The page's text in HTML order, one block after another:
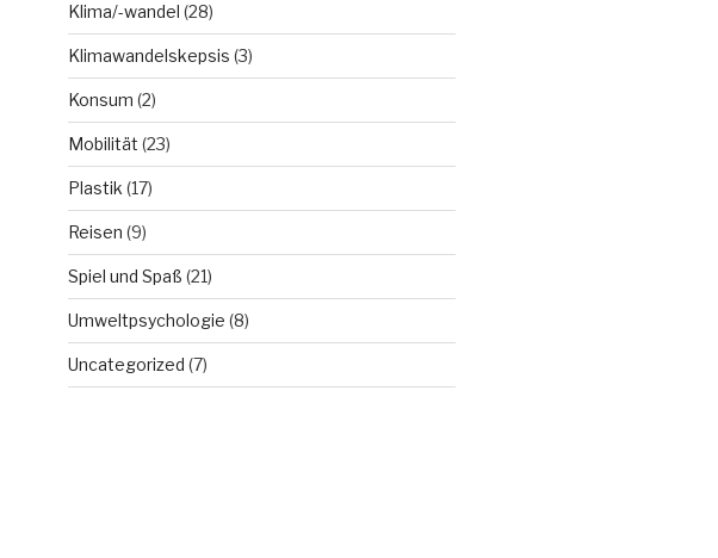
Klima/-wandel (28)
Klimawandelskepsis (3)
Konsum (2)
Mobilität (23)
Plastik (17)
Reisen (9)
Spiel und Spaß (21)
Umweltpsychologie (8)
Uncategorized (7)